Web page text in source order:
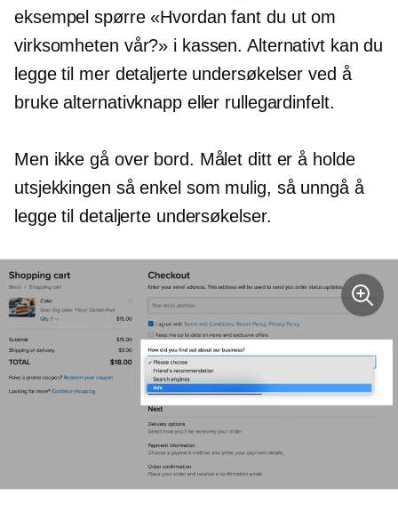
eksempel spørre «Hvordan fant du ut om
virksomheten vår?» i kassen. Alternativt kan du
legge til mer detaljerte undersøkelser ved å
bruke alternativknapp eller rullegardinfelt.
Men ikke gå over bord. Målet ditt er å holde
utsjekkingen så enkel som mulig, så unngå å
legge til detaljerte undersøkelser.